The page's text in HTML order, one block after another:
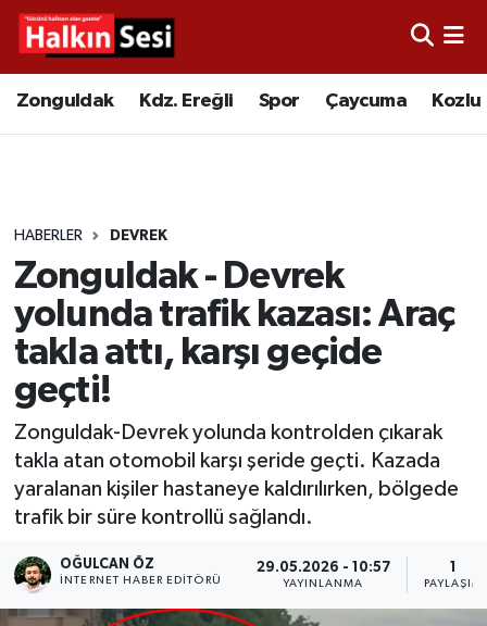
Zonguldak Kdz. Ereğli Spor Çaycuma Kozlu
HABERLER DEVREK
Zonguldak - Devrek
yolunda trafik kazası: Araç
takla attı, karşı geçide
geçti!
Zonguldak-Devrek yolunda kontrolden çıkarak
takla atan otomobil karşı şeride geçti. Kazada
yaralanan kişiler hastaneye kaldırılırken, bölgede
trafik bir süre kontrollü sağlandı.
OĞULCAN ÖZ
İNTERNET HABER EDITÖRÜ
29.05.2026 - 10:57
YAYINLANMA
1
PAYLAŞIM
Video
Çaycuma
Alaplı
Asayiş
Karabük
Devrek
Bolu
Merkez Hava Durumu
Tüm Manşetler
Son Dakika Haberleri